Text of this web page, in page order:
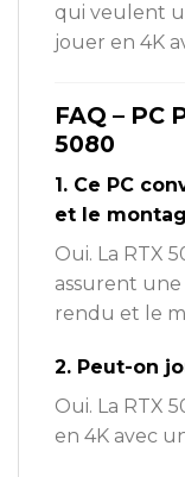
qui veulent
jouer en 4K
FAQ – PC
5080
1. Ce PC
et le
Oui. La RTX
assurent
rendu et le
2. Peut-on
Oui. La RTX
en 4K avec